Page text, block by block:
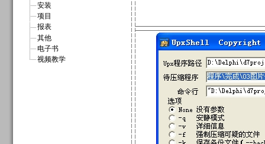
安装
项目
报表
其他
电子书
视频教学